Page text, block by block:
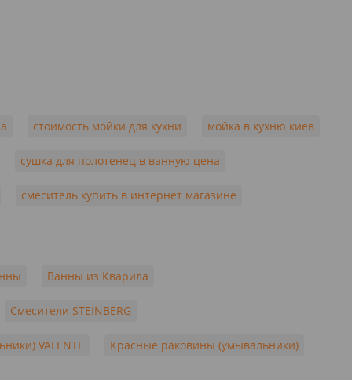
стоимость мойки для кухни мойка в кухню киев
сушка для полотенец в ванную цена
смеситель купить в интернет магазине
Ванны из Кварила
Смесители STEINBERG
VALENTE Красные раковины (умывальники)